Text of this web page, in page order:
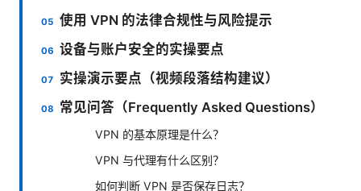
使用 VPN 的法律合规性与风险提示
设备与账户安全的实操要点
实操演示要点（视频段落结构建议）
常见问答（Frequently Asked Questions）
VPN 的基本原理是什么？
VPN 与代理有什么区别？
如何判断 VPN 是否保存日志？